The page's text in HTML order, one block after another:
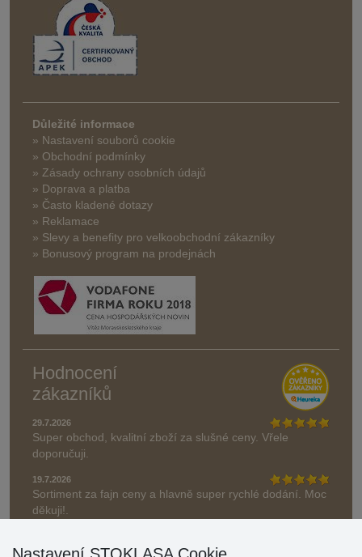
Důležité informace
» Nastavení souborů cookie
» Obchodní podmínky
» Zásady ochrany osobních údajů
» Doprava a platba
» Často kladené dotazy
» Reklamace
» Slevy a benefity pro velkoobchodní zákazníky
» Bonusový program na prodejnách
Hodnocení
zákazníků
29.7.2026
Super obchod, kvalitní zboží za slušné ceny. Vřele
doporučuji.
19.7.2026
Sortiment za fajn ceny a hlavně super rychlé dodání. Moc
děkuji!.
» Aktuálně 19084 recenzí